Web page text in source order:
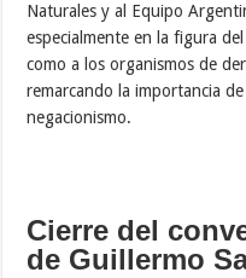
Naturales y al Equipo
especialmente en la figura
como a los organismos de
remarcando la importancia
negacionismo.
Cierre del
de Guillermo